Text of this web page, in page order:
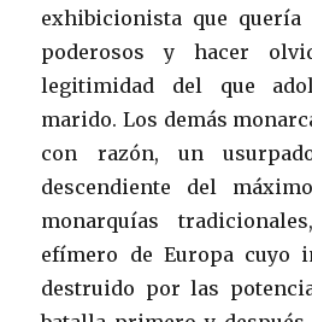
exhibicionista que
poderosos y hacer
legitimidad del que
marido. Los demás
con razón, un
descendiente del
monarquías
efímero de Europa cuyo
destruido por las